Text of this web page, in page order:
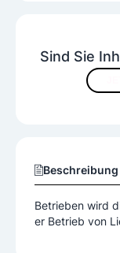
Sind Sie
Beschreibung
Betrieben wird
er Betrieb von